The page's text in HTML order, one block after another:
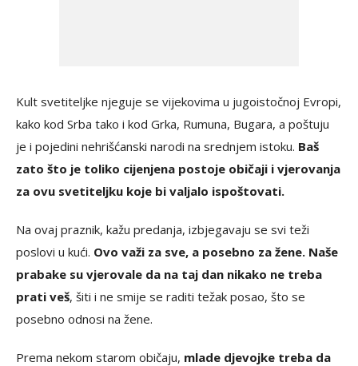
Kult svetiteljke njeguje se vijekovima u jugoistočnoj Evropi,
kako kod Srba tako i kod Grka, Rumuna, Bugara, a poštuju
je i pojedini nehrišćanski narodi na srednjem istoku. Baš
zato što je toliko cijenjena postoje običaji i vjerovanja
za ovu svetiteljku koje bi valjalo ispoštovati.
Na ovaj praznik, kažu predanja, izbjegavaju se svi teži
poslovi u kući. Ovo važi za sve, a posebno za žene. Naše
prabake su vjerovale da na taj dan nikako ne treba
prati veš, šiti i ne smije se raditi težak posao, što se
posebno odnosi na žene.
Prema nekom starom običaju, mlade djevojke treba da